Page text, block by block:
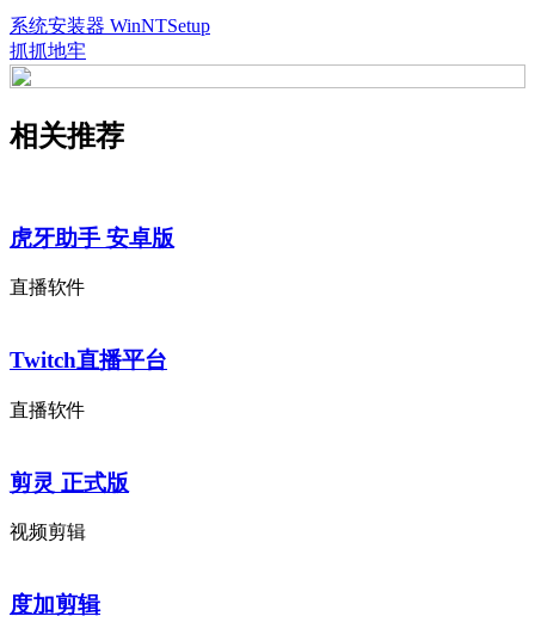
系统安装器 WinNTSetup
抓抓地牢
相关推荐
虎牙助手 安卓版
直播软件
Twitch直播平台
直播软件
剪灵 正式版
视频剪辑
度加剪辑